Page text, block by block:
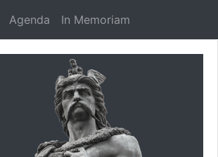
Agenda In Memoriam